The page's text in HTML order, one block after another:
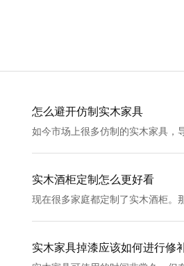
怎么避开仿制实木家具
如今市场上很多仿制的实木家具，
实木酒柜定制怎么更好看
现在很多家庭都定制了实木酒柜。
实木家具掉漆应该如何进行修